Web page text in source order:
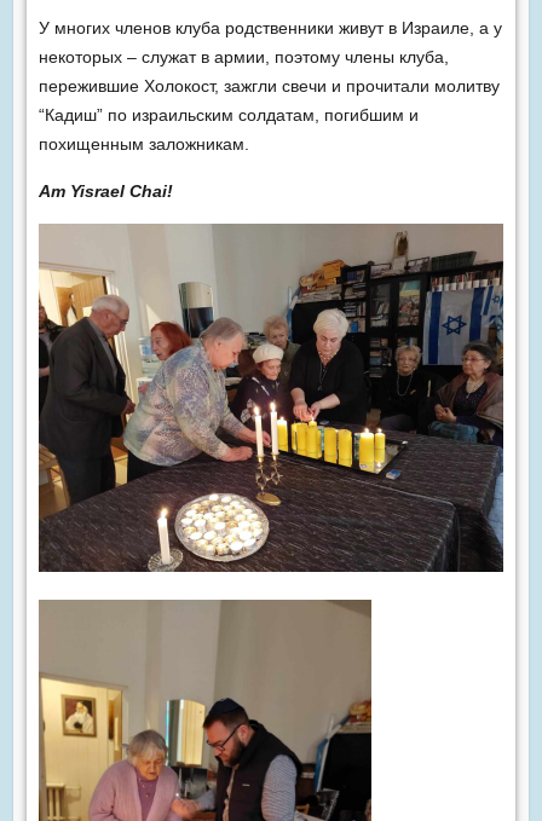
У многих членов клуба родственники живут в Израиле, а у
некоторых – служат в армии, поэтому члены клуба,
пережившие Холокост, зажгли свечи и прочитали молитву
“Кадиш” по израильским солдатам, погибшим и
похищенным заложникам.
Am Yisrael Chai!